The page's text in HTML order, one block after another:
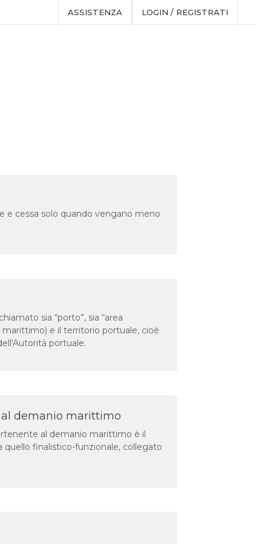
ASSISTENZA LOGIN / REGISTRATI
e cessa solo quando vengano meno
sia “porto”, sia “area
e il territorio portuale, cioè
portuale.
demanio marittimo
al demanio marittimo è il
finalistico-funzionale, collegato